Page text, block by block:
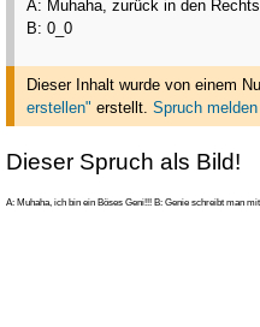
A: Muhaha, zurück in den
B: 0_0
Dieser Inhalt wurde von einem
erstellen" erstellt. Spruch melden
Dieser Spruch als Bild!
A: Muhaha, ich bin ein Böses Geni!!! B: Genie schreibt man